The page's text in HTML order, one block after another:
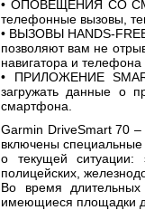
• ОПОВЕЩЕНИЯ СО
телефонные вызовы,
• ВЫЗОВЫ HANDS-
позволяют вам не
навигатора и телефона
• ПРИЛОЖЕНИЕ
загружать данные о
смартфона.
Garmin DriveSmart 70
включены
о текущей ситуации:
полицейских,
Во время длительных
имеющиеся площадки